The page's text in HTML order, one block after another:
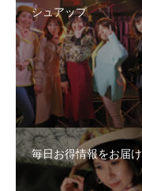
シュアップ
毎日お得情報をお届け